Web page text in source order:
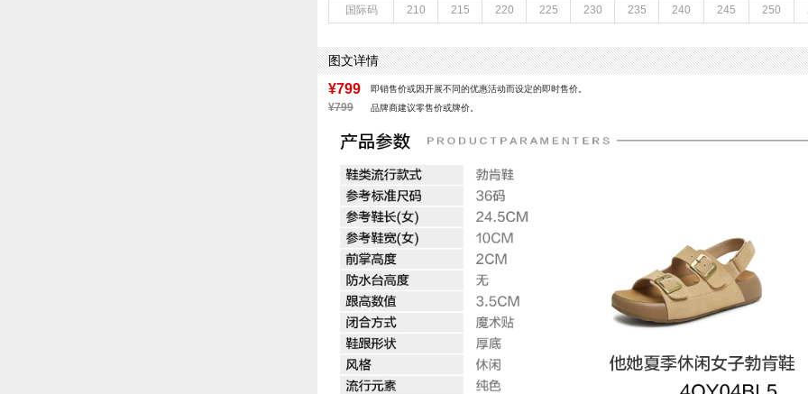
色系：杏色
鞋类流行款式：勃肯鞋
闭合方式：魔术贴
前掌高度：2CM
国际码 210 215 220 225 230 235 240 245 250
图文详情
¥799 即销售价或因开展不同的优惠活动而设定的即时售价。
¥799 品牌商建议零售价或牌价。